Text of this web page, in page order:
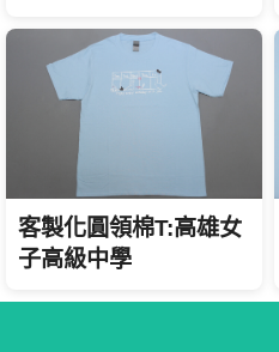
客製化圓領棉T:高雄女
子高級中學